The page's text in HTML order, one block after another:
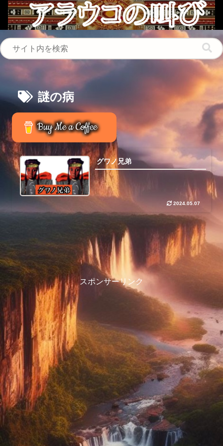
謎の病
Buy Me a Coffee
グワノ兄弟
2024.05.07
スポンサーリンク